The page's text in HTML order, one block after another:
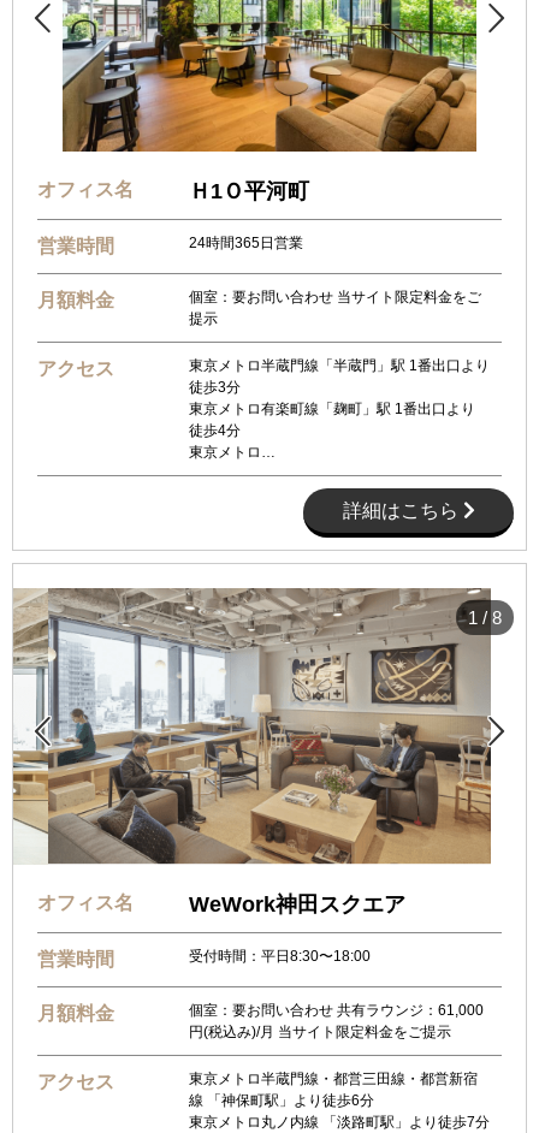
 
オフィス名 Ｈ1Ｏ平河町
営業時間 24時間365日営業
月額料金
個室：要お問い合わせ 当サイト限定料金をご
提示
アクセス
東京メトロ半蔵門線「半蔵門」駅 1番出口より
徒歩3分
東京メトロ有楽町線「麹町」駅 1番出口より
徒歩4分
東京メトロ…
詳細はこちら
 
1 / 8
オフィス名 WeWork神田スクエア
営業時間 受付時間：平日8:30〜18:00
月額料金
個室：要お問い合わせ 共有ラウンジ：61,000
円(税込み)/月 当サイト限定料金をご提示
アクセス
東京メトロ半蔵門線・都営三田線・都営新宿
線 「神保町駅」より徒歩6分
東京メトロ丸ノ内線 「淡路町駅」より徒歩7分